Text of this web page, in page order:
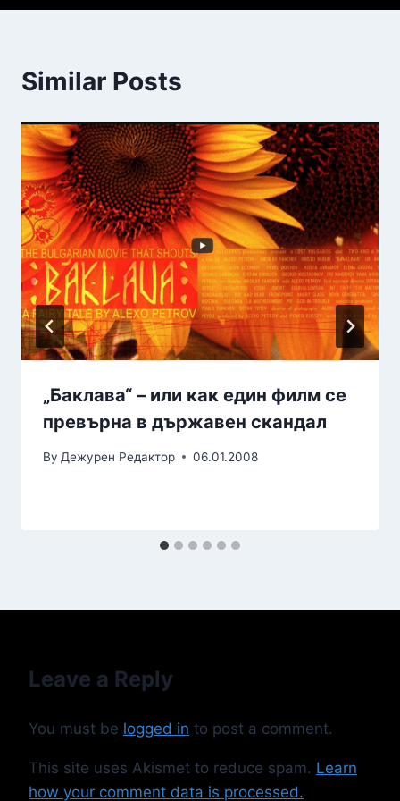
Similar Posts
„Баклава“ – или как един филм се
превърна в държавен скандал
By Дежурен Редактор 06.01.2008
Leave a Reply
You must be logged in to post a comment.
This site uses Akismet to reduce spam. Learn
how your comment data is processed.